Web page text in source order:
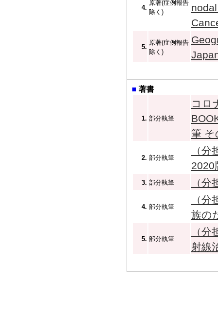
4.
原著(症例報告
除く)
5.
原著(症例報告
除く)
■ 著書
1. 部分執筆
コロ
筆 そ
2. 部分執筆
（
2020
3. 部分執筆 （
4. 部分執筆
（
族の
5. 部分執筆
（
射線